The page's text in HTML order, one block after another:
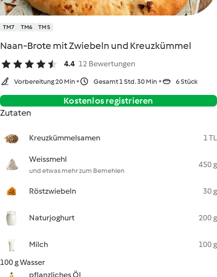
TM7 TM6 TM5
Naan-Brote mit Zwiebeln und Kreuzkümmel
4.4 12 Bewertungen
Vorbereitung 20 Min Gesamt 1 Std. 30 Min 6 Stück
Kostenlos registrieren
Zutaten
Kreuzkümmelsamen 1 TL
Weissmehl
und etwas mehr zum Bemehlen
450 g
Röstzwiebeln 30 g
Naturjoghurt 200 g
Milch
100 g
100 g Wasser
pflanzliches Öl